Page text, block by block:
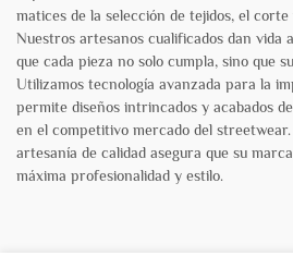
matices de la selección de tejidos, el
Nuestros artesanos cualificados dan vida
que cada pieza no solo cumpla, sino que
Utilizamos tecnología avanzada para la
permite diseños intrincados y acabados
en el competitivo mercado del
artesanía de calidad asegura que su
máxima profesionalidad y estilo.